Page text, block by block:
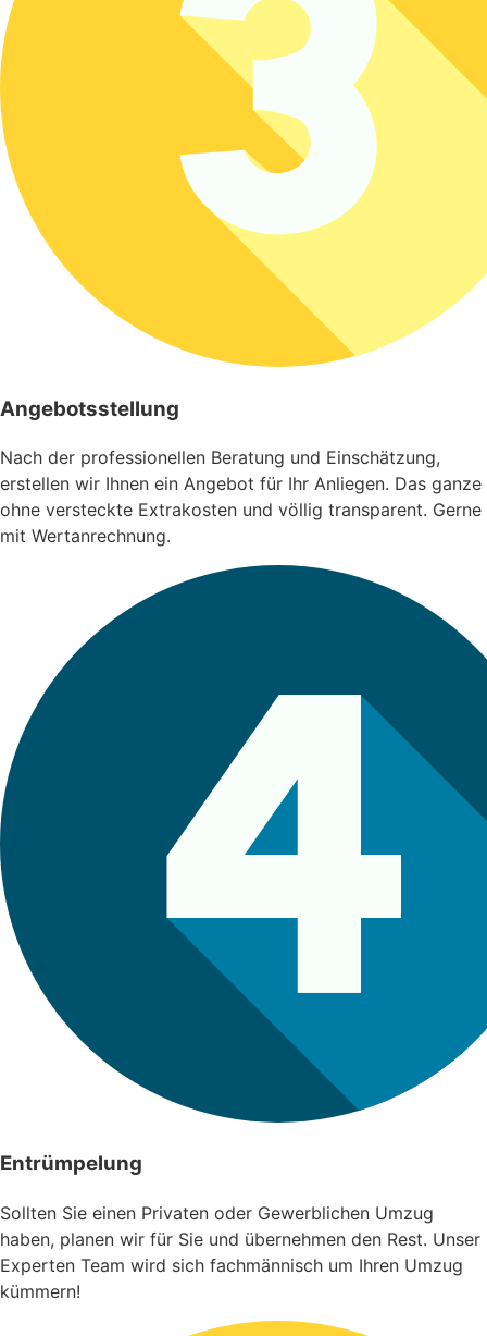
Angebotsstellung
Nach der professionellen Beratung und Einschätzung,
erstellen wir Ihnen ein Angebot für Ihr Anliegen. Das ganze
ohne versteckte Extrakosten und völlig transparent. Gerne
mit Wertanrechnung.
Entrümpelung
Sollten Sie einen Privaten oder Gewerblichen Umzug
haben, planen wir für Sie und übernehmen den Rest. Unser
Experten Team wird sich fachmännisch um Ihren Umzug
kümmern!